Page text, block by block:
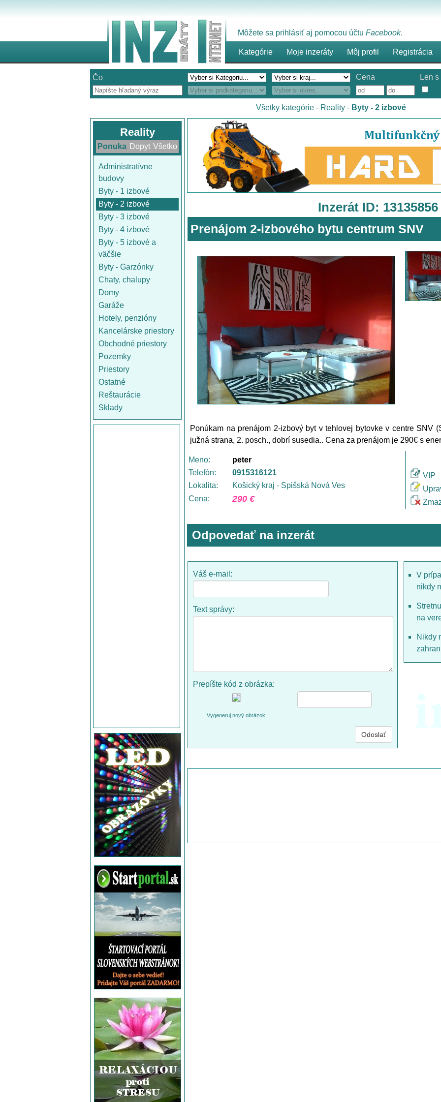
Môžete sa prihlásiť aj pomocou účtu Facebook.
Kategórie Moje inzeráty Môj profil Registrácia
Čo Cena
Len
Všetky kategórie- Reality- Byty - 2 izbové
Reality
Ponuka Dopyt Všetko
Administratívne
budovy
Byty - 1 izbové
Byty - 2 izbové
Byty - 3 izbové
Byty - 4 izbové
Byty - 5 izbové a
väčšie
Byty - Garzónky
Chaty, chalupy
Domy
Garáže
Hotely, penzióny
Kancelárske priestory
Obchodné priestory
Pozemky
Priestory
Ostatné
Reštaurácie
Sklady
Inzerát ID: 13135856
Prenájom 2-izbového bytu centrum SNV
Ponúkam na prenájom 2-izbový byt v tehlovej bytovke v centre SNV
južná strana, 2. posch., dobrí susedia.. Cena za prenájom je 290€ s
Meno:
peter
Telefón:
0915316121
Lokalita:
Košický kraj - Spišská Nová Ves
Cena:
290 €
VIP
Odpovedať na inzerát
Váš e-mail:
Text správy:
Prepíšte kód z obrázka:
Vygeneruj nový obrázok
V
nikdy
na
Nikdy